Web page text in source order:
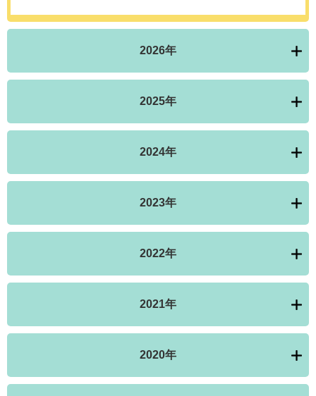
2026年
2025年
2024年
2023年
2022年
2021年
2020年